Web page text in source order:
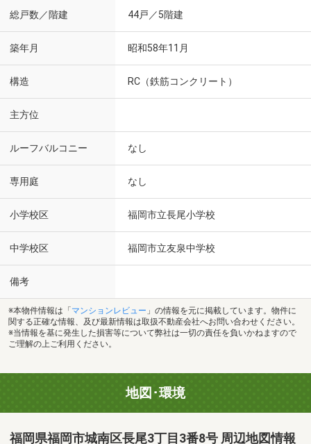
総戸数／階建 44戸／5階建
築年月 昭和58年11月
構造 RC（鉄筋コンクリート）
主方位
ルーフバルコニー なし
専用庭 なし
小学校区 福岡市立長尾小学校
中学校区 福岡市立友泉中学校
備考
※本物件情報は「 マンションレビュー 」の情報を元に掲載しています。物件に
関する正確な情報、及び最新情報は取扱不動産会社へお問い合わせください。
※当情報を基に発生した損害等について弊社は一切の責任を負いかねますので
ご理解の上ご利用ください。
地図･環境
福岡県福岡市城南区長尾3丁目3番8号 周辺地図情報